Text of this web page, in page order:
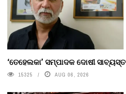
‘ତେହେଲକା’ ସମ୍ପାଦକ ଦୋଷୀ ସାବ୍ୟସ୍ତ
15325 AUG 06, 2026